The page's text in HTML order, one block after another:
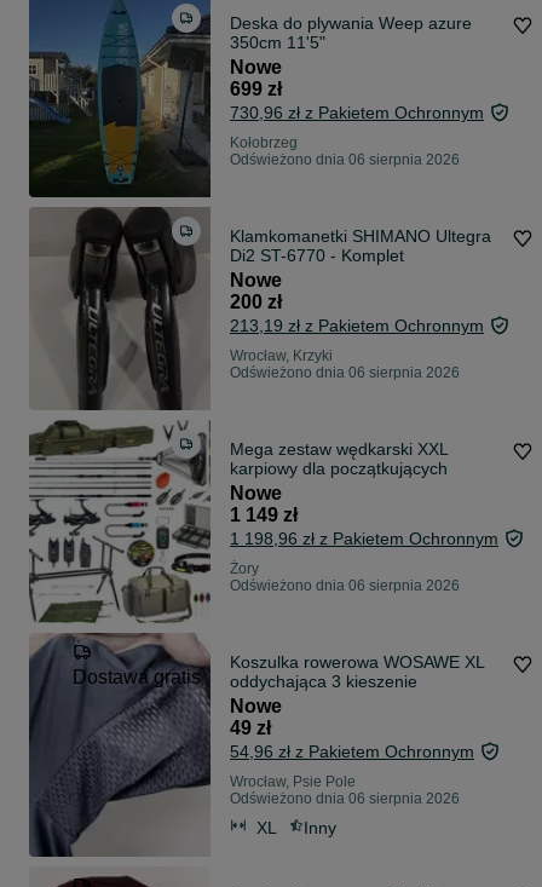
Deska do plywania Weep azure
350cm 11'5"
Nowe
699 zł
730,96 zł z Pakietem Ochronnym
Kołobrzeg
Odświeżono dnia 06 sierpnia 2026
Klamkomanetki SHIMANO Ultegra
Di2 ST-6770 - Komplet
Nowe
200 zł
213,19 zł z Pakietem Ochronnym
Wrocław, Krzyki
Odświeżono dnia 06 sierpnia 2026
Mega zestaw wędkarski XXL
karpiowy dla początkujących
Nowe
1 149 zł
1 198,96 zł z Pakietem Ochronnym
Żory
Odświeżono dnia 06 sierpnia 2026
Dostawa gratis
Koszulka rowerowa WOSAWE XL
oddychająca 3 kieszenie
Nowe
49 zł
54,96 zł z Pakietem Ochronnym
Wrocław, Psie Pole
Odświeżono dnia 06 sierpnia 2026
XL Inny